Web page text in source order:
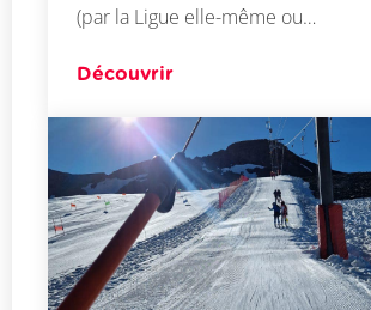
(par la Ligue elle-même ou…
Découvrir